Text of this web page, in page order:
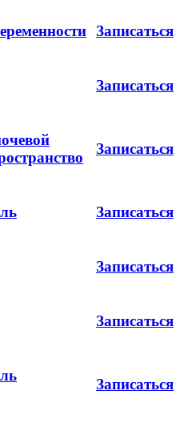
Записаться
Записаться
Записаться
Записаться
Записаться
Записаться
Записаться